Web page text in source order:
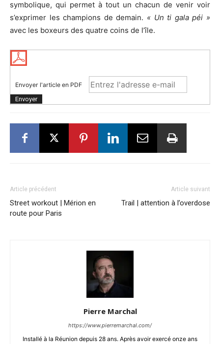
symbolique, qui permet à tout un chacun de venir voir
s’exprimer les champions de demain. « Un ti gala péi »
avec les boxeurs des quatre coins de l’île.
Envoyer l'article en PDF
Article précédent
Street workout | Mérion en
route pour Paris
Article suivant
Trail | attention à l’overdose
Pierre Marchal
https://www.pierremarchal.com/
Installé à la Réunion depuis 28 ans. Après avoir exercé onze ans